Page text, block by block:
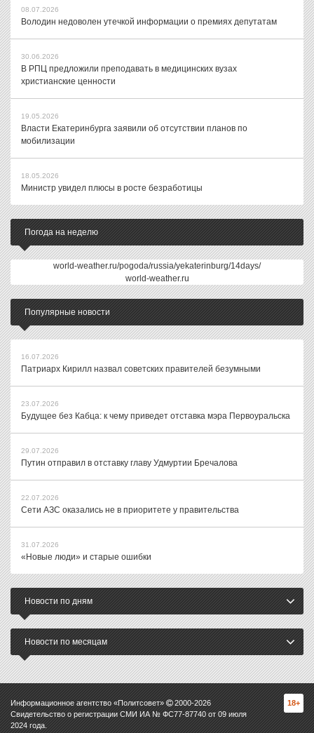
08.07.2026
Володин недоволен утечкой информации о премиях депутатам
30.06.2026
В РПЦ предложили преподавать в медицинских вузах
христианские ценности
19.05.2026
Власти Екатеринбурга заявили об отсутствии планов по
мобилизации
18.05.2026
Министр увидел плюсы в росте безработицы
Погода на неделю
world-weather.ru/pogoda/russia/yekaterinburg/14days/
world-weather.ru
Популярные новости
16.07.2026
Патриарх Кирилл назвал советских правителей безумными
23.07.2026
Будущее без Кабца: к чему приведет отставка мэра Первоуральска
29.07.2026
Путин отправил в отставку главу Удмуртии Бречалова
22.07.2026
Сети АЗС оказались не в приоритете у правительства
31.07.2026
«Новые люди» и старые ошибки
Новости по дням
Новости по месяцам
Информационное агентство «Политсовет» 2000-2026
Свидетельство о регистрации СМИ ИА № ФС77-87740 от 09 июля
2024 года.
18+